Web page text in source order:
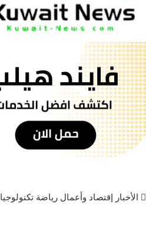
الأخبار إقتصاد وأعمال رياضة تكنولوجيا